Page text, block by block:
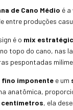
de Cano Médio é
entre produções
é o mix
topo do cano, nas
pespontadas
fino imponente e um
anatômica,
centímetros, ela